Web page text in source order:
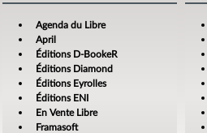
Agenda du Libre
April
Éditions D-BookeR
Éditions Diamond
Éditions Eyrolles
Éditions ENI
En Vente Libre
Framasoft